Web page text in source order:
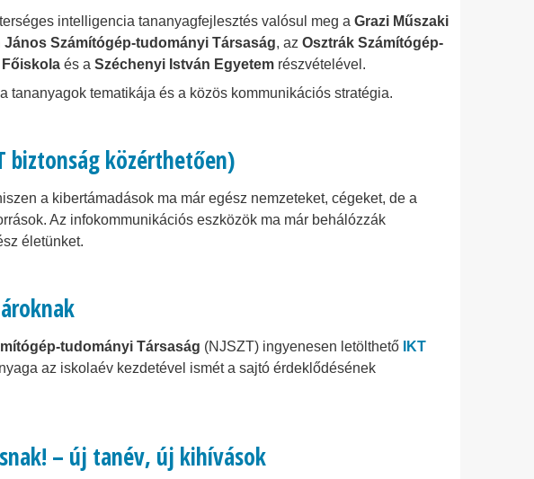
intelligencia tananyagfejlesztés valósul meg a Grazi Műszaki
János Számítógép-tudományi Társaság, az Osztrák Számítógép-
és a Széchenyi István Egyetem részvételével.
tananyagok tematikája és a közös kommunikációs stratégia.
közérthetően)
a kibertámadások ma már egész nemzeteket, cégeket, de a
Az infokommunikációs eszközök ma már behálózzák
életünket.
tudományi Társaság (NJSZT) ingyenesen letölthető
IKT
az iskolaév kezdetével ismét a sajtó érdeklődésének
– új tanév, új kihívások